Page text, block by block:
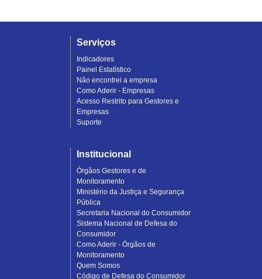
Serviços
Indicadores
Painel Estatístico
Não encontrei a empresa
Como Aderir - Empresas
Acesso Restrito para Gestores e
Empresas
Suporte
Institucional
Órgãos Gestores e de
Monitoramento
Ministério da Justiça e Segurança
Pública
Secretaria Nacional do Consumidor
Sistema Nacional de Defesa do
Consumidor
Como Aderir - Órgãos de
Monitoramento
Quem Somos
Código de Defesa do Consumidor